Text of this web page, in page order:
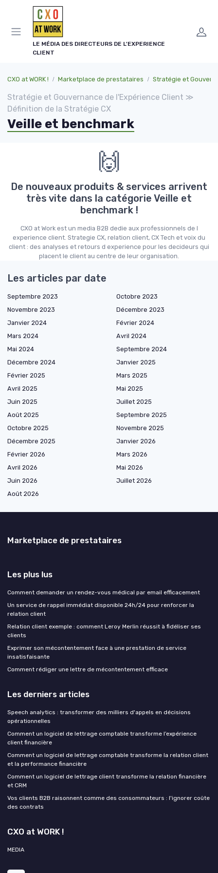
LE MÉDIA DES DIRECTEURS DE L'EXPERIENCE
CLIENT
CXO at WORK ! Marketplace de prestataires Stratégie et Gouvernance de
Stratégie et Gouvernance de l'Expérience Client ≫
Définition de la Stratégie CX
Veille et benchmark
🙌
De nouveaux produits & services arrivent
très vite dans la catégorie Veille et
benchmark !
CXO at Work est un media B2B dedie aux professionnels de l
experience client. Strategie CX, relation client, CX Tech et voix du
client : des analyses et retours d experience pour les decideurs qui
placent le client au centre de leur organisation.
Les articles par date
Septembre 2023
Octobre 2023
Novembre 2023
Décembre 2023
Janvier 2024
Février 2024
Mars 2024
Avril 2024
Mai 2024
Septembre 2024
Décembre 2024
Janvier 2025
Février 2025
Mars 2025
Avril 2025
Mai 2025
Juin 2025
Juillet 2025
Août 2025
Septembre 2025
Octobre 2025
Novembre 2025
Décembre 2025
Janvier 2026
Février 2026
Mars 2026
Avril 2026
Mai 2026
Juin 2026
Juillet 2026
Août 2026
Marketplace de prestataires
Les plus lus
Comment demander un rendez-vous médical par email efficacement
Un service de rappel immédiat disponible 24h/24 pour renforcer la
relation client
Relation client exemple : comment Leroy Merlin réussit à fidéliser ses
clients
Exprimer son mécontentement face à une prestation de service
insatisfaisante
Comment rédiger une lettre de mécontentement efficace
Les derniers articles
Speech analytics : transformer des milliers d'appels en décisions
opérationnelles
Comment un logiciel de lettrage comptable transforme l’expérience
client financière
Comment un logiciel de lettrage comptable transforme la relation client
et la performance financière
Comment un logiciel de lettrage client transforme la relation financière
et CRM
Vos clients B2B raisonnent comme des consommateurs : l'ignorer coûte
des contrats
CXO at WORK !
MEDIA
Panneau de gestion des cookies